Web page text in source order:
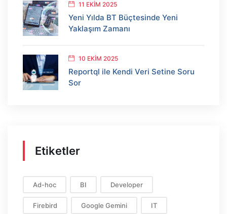
11 EKIM 2025
Yeni Yılda BT Büçtesinde Yeni
Yaklaşım Zamanı
10 EKIM 2025
Reportql ile Kendi Veri Setine Soru
Sor
Etiketler
Ad-hoc BI Developer
Firebird Google Gemini IT